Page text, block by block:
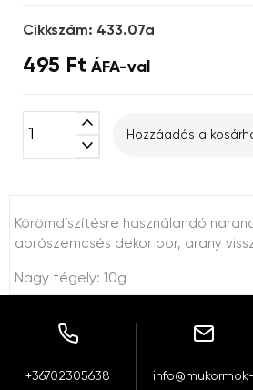
Cikkszám: 433.07a
495 Ft ÁFA-val
expand_less
expand_more
Hozzáadás a
Körömdíszítésre használandó
aprószemcsés dekor por, arany
Nagy tégely: 10g
+36702305638